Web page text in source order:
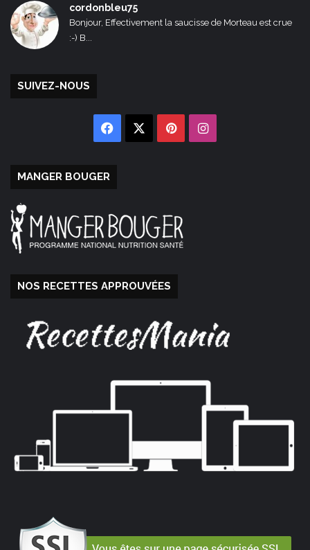
cordonbleu75
Bonjour, Effectivement la saucisse de Morteau est crue
:-) B...
SUIVEZ-NOUS
Facebook PinterestInstagram
MANGER BOUGER
NOS RECETTES APPROUVÉES